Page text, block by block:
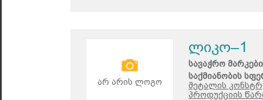
არ არის ლოგო
ლიკო–1
სავაჭრო
საქმიანობის
მეტალის
პროდუქციის